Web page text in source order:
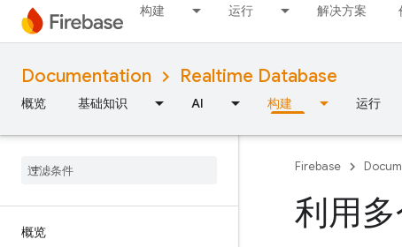
构建 运行 解决方案
Documentation Realtime Database
概览 基础知识 AI 构建 运行
概览
Firebase
利用